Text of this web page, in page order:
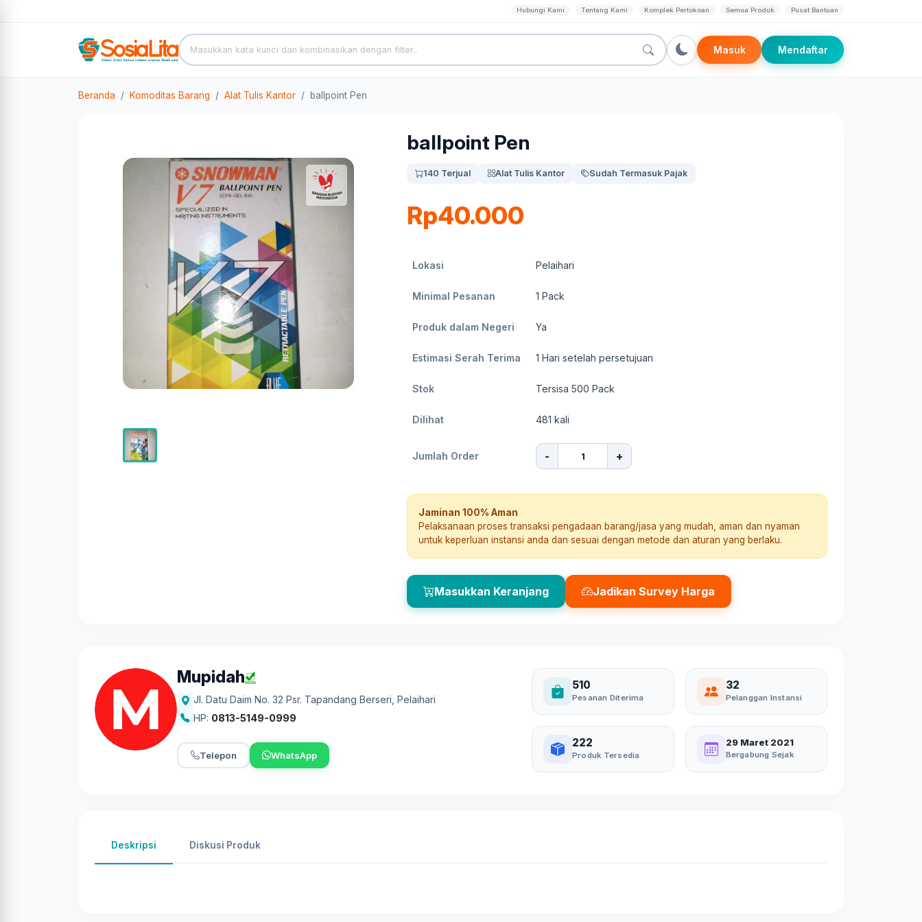
Hubungi Kami Tentang Kami Komplek Pertokoan Semua Produk Pusat Bantuan
Masuk Mendaftar
Beranda Komoditas Barang Alat Tulis Kantor ballpoint Pen
ballpoint Pen
140 Terjual Alat Tulis Kantor Sudah Termasuk Pajak
Rp40.000
Lokasi Pelaihari
Minimal Pesanan 1 Pack
Produk dalam Negeri Ya
Estimasi Serah Terima 1 Hari setelah persetujuan
Stok Tersisa 500 Pack
Dilihat 481 kali
Jumlah Order - +
Jaminan 100% Aman
Pelaksanaan proses transaksi pengadaan barang/jasa yang mudah, aman dan nyaman
untuk keperluan instansi anda dan sesuai dengan metode dan aturan yang berlaku.
Masukkan Keranjang Jadikan Survey Harga
Mupidah
Jl. Datu Daim No. 32 Psr. Tapandang Berseri Pelaihari
HP: 0813-5149-0999
Telepon WhatsApp
510
Pesanan Diterima
32
Pelanggan Instansi
222
Produk Tersedia
29 Maret 2021
Bergabung Sejak
Deskripsi Diskusi Produk